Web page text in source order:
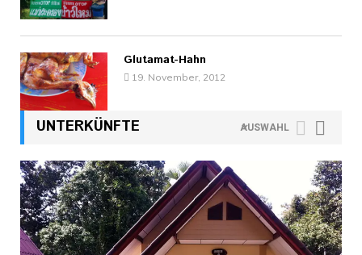
Glutamat-Hahn
19. November, 2012
UNTERKÜNFTE AUSWAHL